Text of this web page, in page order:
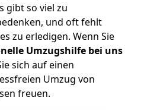
gibt so viel zu
und oft fehlt
zu erledigen. Wenn Sie
Umzugshilfe bei uns
sich auf einen
Umzug von
freuen.